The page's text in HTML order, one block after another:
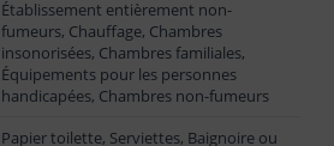
Établissement entièrement non-
fumeurs, Chauffage, Chambres
insonorisées, Chambres familiales,
Équipements pour les personnes
handicapées, Chambres non-fumeurs
Papier toilette, Serviettes, Baignoire ou